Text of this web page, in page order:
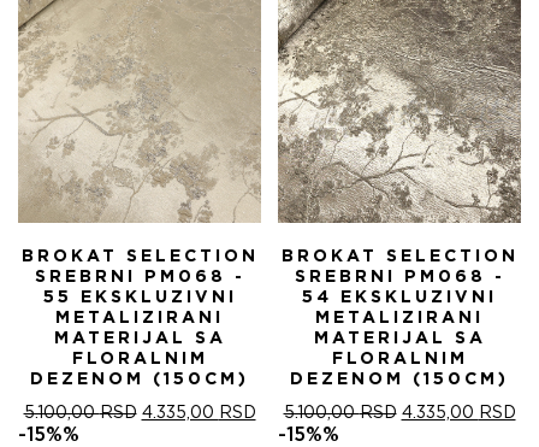
BROKAT SELECTION
SREBRNI PM068 -
55 EKSKLUZIVNI
METALIZIRANI
MATERIJAL SA
FLORALNIM
DEZENOM (150CM)
5.100,00RSD ОРИГИНАЛНА
4.335,00 RSDТРЕНУТНА
ЦЕНА
-15%%
BROKAT SELECTION
SREBRNI PM068 -
54 EKSKLUZIVNI
METALIZIRANI
MATERIJAL SA
FLORALNIM
DEZENOM (150CM)
5.100,00RSD ОРИГИНАЛНА
4.335,00 RSD
-15%%